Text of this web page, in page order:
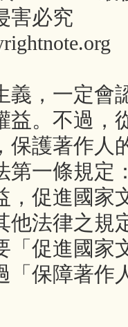
害必究
義，一定會
益。不過，
保護著作人
第一條規定
，促進國家
他法律之規
「促進國家
「保障著作